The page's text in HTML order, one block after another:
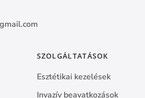
SZOLGÁLTATÁSOK
Esztétikai kezelések
Invazív beavatkozások